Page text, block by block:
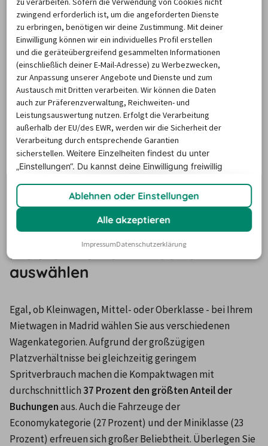
Wenn Sie planen, für Ihren Urlaub in Madrid ein Auto zu
mieten, können Sie das Fahrzeug mit ausgesuchten
Extras Ihren persönlichen Bedürfnissen anpassen. Wählen
Sie diese einfach bei Ihrer Reservierung per Mausklick
aus. So war eine Automatikschaltung die meist gebuchte
Option. Mit einer solchen Schaltung fahren Sie entspannt
durch die spanische Metropole. Familien buchen für die
Sicherheit ihrer Kinder meist einen Kindersitz hinzu. Um
effektiv und ohne Umwege ans Ziel zu gelangen, ist
zudem ein Navigationssystem von Nutzen. Wenn Sie
hinsichtlich der möglichen Zusatzleistungen Fragen
haben, steht Ihnen der Kundenservice von billiger-
mietwagen.de immer zur Verfügung.
Lesen Sie, welche Autoklasse die
meisten Nutzer in Madrid
auswählen
Egal, ob Kleinwagen, Mittel- oder Oberklasse - bei Ihrem
Mietwagen in Madrid wählen Sie aus verschiedenen
Wagenkategorien. Aufgrund der großzügigen
Platzverhältnisse bei gleichzeitig geringem
Spritverbrauch machen die Kompaktwagen mit
durchschnittlich 37 Prozent den größten Anteil der
Buchungen aus. Auch die Fahrzeuge der
Economykategorie (27 Prozent) und der Miniklasse (23
Prozent) erfreuen sich großer Beliebtheit. Überlegen Sie
zwingend erforderlich ist, um die angeforderten Dienste
zu erbringen, benötigen wir deine Zustimmung. Mit deiner
Einwilligung können wir ein individuelles Profil erstellen
und die geräteübergreifend gesammelten Informationen
(einschließlich deiner E-Mail-Adresse) zu Werbezwecken,
zur Anpassung unserer Angebote und Dienste und zum
Austausch mit Dritten verarbeiten. Wir können die Daten
auch zur Präferenzverwaltung, Reichweiten- und
Leistungsauswertung nutzen. Erfolgt die Verarbeitung
außerhalb der EU/des EWR, werden wir die Sicherheit der
Verarbeitung durch entsprechende Garantien
sicherstellen.Weitere Einzelheiten findest du unter
„Einstellungen“. Du kannst deine Einwilligung freiwillig
Ablehnen oder Einstellungen
Alle akzeptieren
ImpressumDatenschutzerklärung